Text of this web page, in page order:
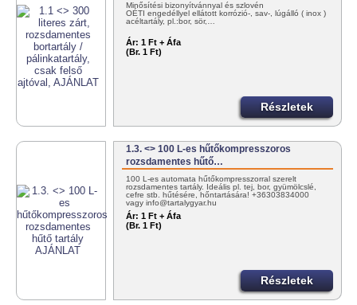
Minősítési bizonyítvánnyal és szlovén
OÉTI engedéllyel ellátott korrózió-, sav-, lúgálló ( inox )
acéltartály, pl.:bor, sör,…
Ár: 1 Ft + Áfa
(Br. 1 Ft)
Részletek
1.3. <> 100 L-es hűtőkompresszoros
rozsdamentes hűtő…
100 L-es automata hűtőkompresszorral szerelt
rozsdamentes tartály. Ideális pl. tej, bor, gyümölcslé,
cefre stb. hűtésére, hőntartására! +36303834000
vagy info@tartalygyar.hu
Ár: 1 Ft + Áfa
(Br. 1 Ft)
Részletek